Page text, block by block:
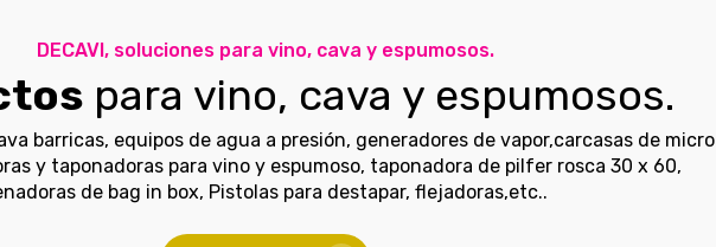
DECAVI, soluciones para vino, cava y espumosos.
para vino, cava y espumosos.
barricas, equipos de agua a presión, generadores de vapor,carcasas de micro
y taponadoras para vino y espumoso, taponadora de pilfer rosca 30 x 60,
de bag in box, Pistolas para destapar, flejadoras,etc..